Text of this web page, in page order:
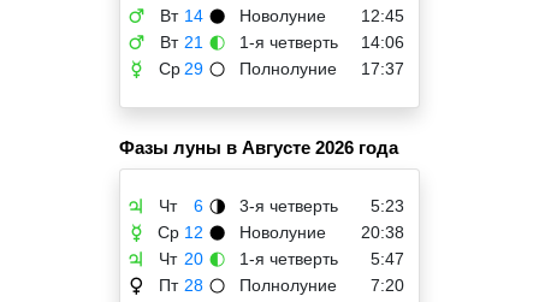
♂ Вт 14 🌑 Новолуние 12:45
♂ Вт 21 🌓 1-я четверть 14:06
☿ Ср 29 🌕 Полнолуние 17:37
Фазы луны в Августе 2026 года
♃ Чт 6 🌗 3-я четверть 5:23
☿ Ср 12 🌑 Новолуние 20:38
♃ Чт 20 🌓 1-я четверть 5:47
♀ Пт 28 🌕 Полнолуние 7:20